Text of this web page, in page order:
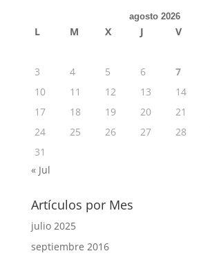
agosto 2026
L M X J V
3
4 5 6 7
10
11 12 13 14
17
18 19 20 21
24
25 26 27 28
31
« Jul
Artículos por Mes
julio 2025
septiembre 2016